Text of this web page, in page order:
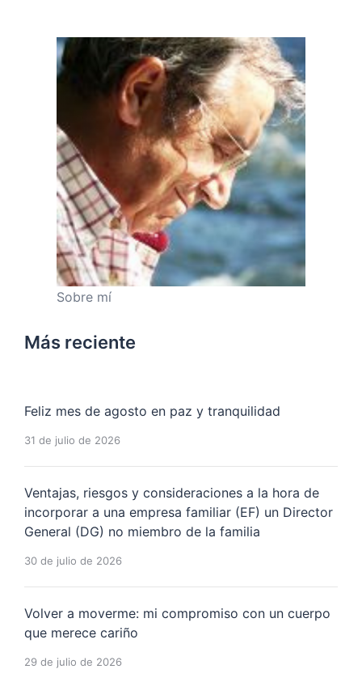
Sobre mí
Más reciente
Feliz mes de agosto en paz y tranquilidad
31 de julio de 2026
Ventajas, riesgos y consideraciones a la hora de
incorporar a una empresa familiar (EF) un Director
General (DG) no miembro de la familia
30 de julio de 2026
Volver a moverme: mi compromiso con un cuerpo
que merece cariño
29 de julio de 2026